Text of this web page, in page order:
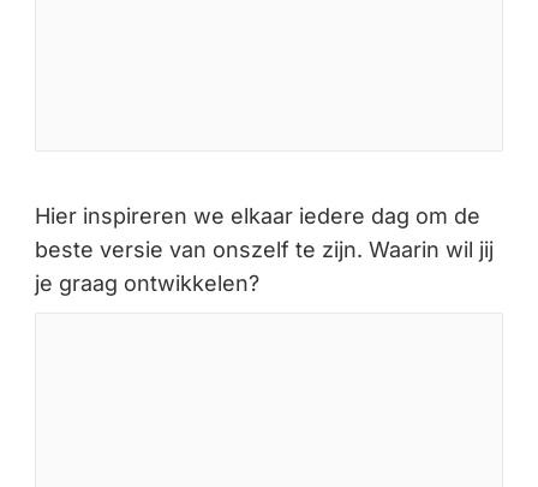
Hier inspireren we elkaar iedere dag om de
beste versie van onszelf te zijn. Waarin wil jij
je graag ontwikkelen?